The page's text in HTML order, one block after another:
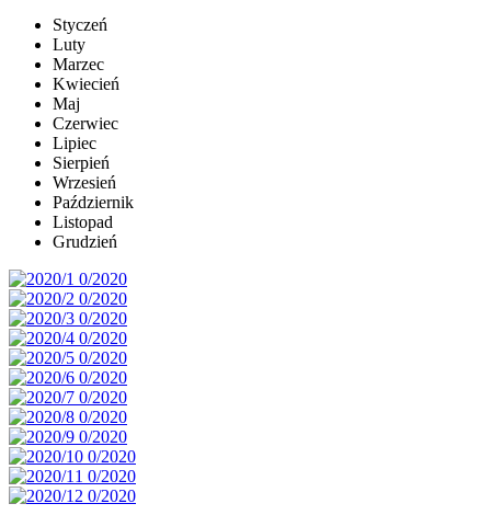
Styczeń
Luty
Marzec
Kwiecień
Maj
Czerwiec
Lipiec
Sierpień
Wrzesień
Październik
Listopad
Grudzień